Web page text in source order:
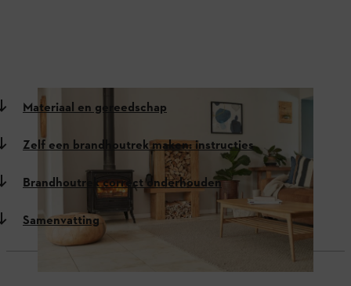
Materiaal en gereedschap
Zelf een brandhoutrek maken: instructies
Brandhoutrek correct onderhouden
Samenvatting